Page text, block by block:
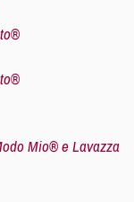
Mio® e Lavazza